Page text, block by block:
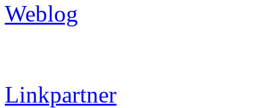
Weblog
Linkpartner